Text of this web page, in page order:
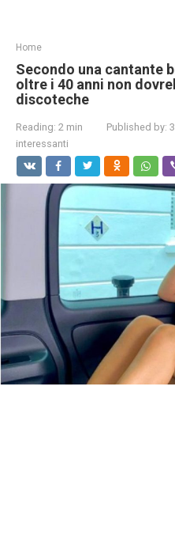
Home
Secondo una cantante
oltre i 40 anni non
discoteche
Reading: 2 min Published by:
interessanti